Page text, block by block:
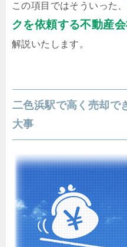
この項目ではそういった、
クを依頼する不動産
解説いたします。
二色浜駅で高く売却で
大事